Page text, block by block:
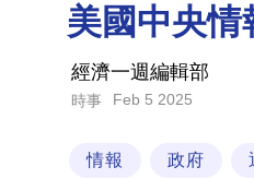
美國中央情
經濟一週編輯部
時事 Feb 5 2025
情報 政府